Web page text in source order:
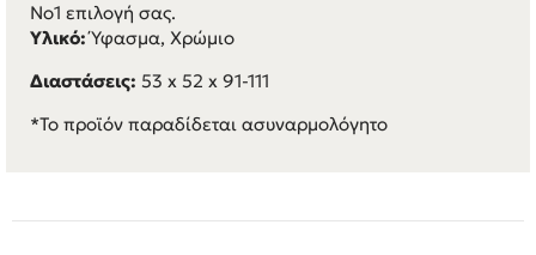
Νο1 επιλογή σας.
Υλικό:Ύφασμα, Χρώμιο
Διαστάσεις: 53 x 52 x 91-111
*Το προϊόν παραδίδεται ασυναρμολόγητο